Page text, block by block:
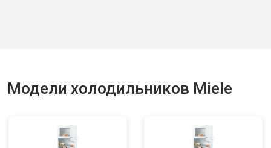
Модели холодильников Miele